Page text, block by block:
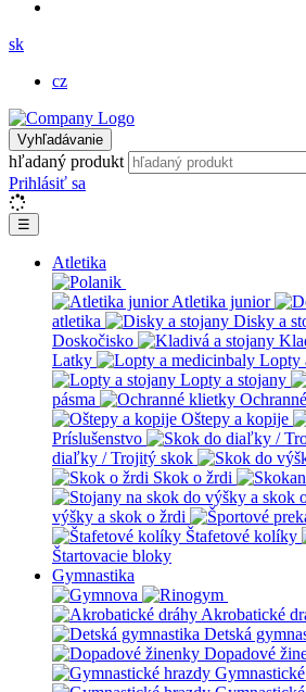
sk
cz
Vyhľadávanie
hľadaný produkt
Prihlásiť sa
☰
Atletika
Atletika junior
atletika
Disky a
Doskočisko
Latky
Lopty
Lopty a stojany
pásma
Oštepy a kopije
Príslušenstvo
diaľky / Trojitý skok
Skok o žrdi
výšky a skok o žrdi
Štafetové kolíky
Štartovacie bloky
Gymnastika
Akrobatické
Detská
Dopadové